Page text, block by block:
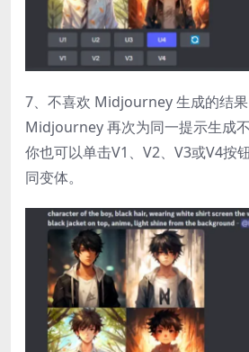
7、不喜欢 Midjourney 生成的结果
Midjourney 再次为同一提示生成
你也可以单击V1、V2、V3或V4按
同变体。